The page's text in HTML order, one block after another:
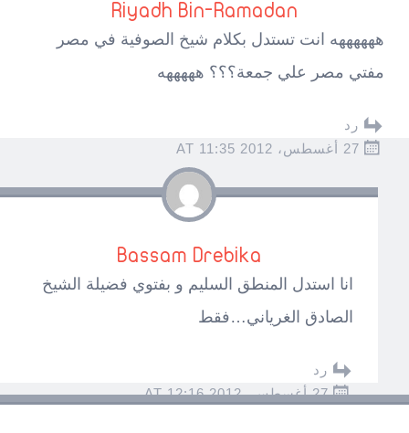
Riyadh Bin-Ramadan
ههههههه انت تستدل بكلام شيخ الصوفية في مصر
مفتي مصر علي جمعة؟؟؟ هههههه
رد
27 أغسطس، 2012 AT 11:35
Bassam Drebika
انا استدل المنطق السليم و بفتوي فضيلة الشيخ
الصادق الغرياني…فقط
رد
27 أغسطس، 2012 AT 12:16